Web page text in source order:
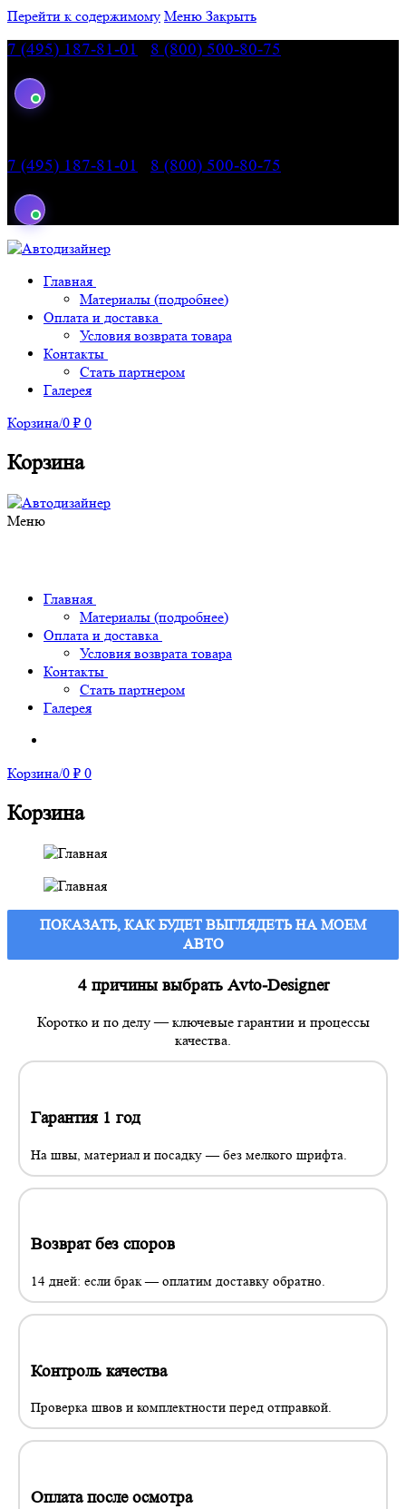
Перейти к содержимому Меню Закрыть
7 (495) 187-81-01 8 (800) 500-80-75
7 (495) 187-81-01 8 (800) 500-80-75
Главная
Материалы (подробнее)
Оплата и доставка
Условия возврата товара
Контакты
Стать партнером
Галерея
Корзина/0 ₽ 0
Корзина
Меню
Главная
Материалы (подробнее)
Оплата и доставка
Условия возврата товара
Контакты
Стать партнером
Галерея
Корзина/0 ₽ 0
Корзина
ПОКАЗАТЬ, КАК БУДЕТ ВЫГЛЯДЕТЬНА МОЕМ
АВТО
4 причины выбрать Avto-Designer
Коротко и по делу — ключевые гарантии и процессы
качества.
Гарантия 1 год
На швы, материал и посадку — без мелкого шрифта.
Возврат без споров
14 дней: если брак — оплатим доставку обратно.
Контроль качества
Проверка швов и комплектности перед отправкой.
Оплата после осмотра